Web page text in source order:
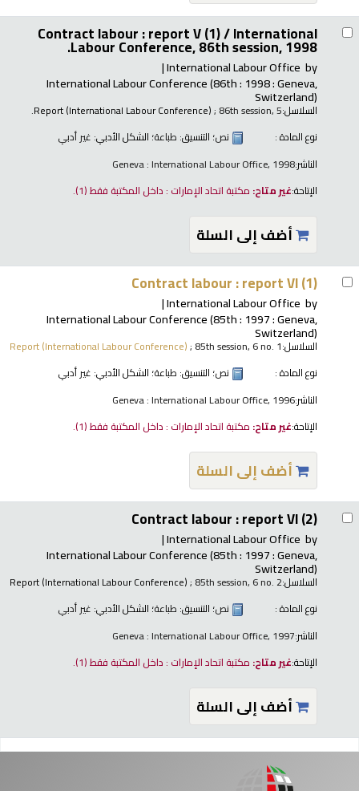
Contract labour : report V (1) /International
Labour Conference, 86th session, 1998.
by
International Labour Office
International Labour Conference(86th : 1998 : Geneva,
Switzerland)
السلاسل: Report (International Labour Conference); 86th session, 5.
نوع المادة :
نص؛ التنسيق: طباعة؛ الشكل الأدبي: غير أدبي
الناشر:Geneva : International Labour Office, 1998
الإتاحة:غير متاح: مكتبة اتحاد الإمارات : داخل المكتبة فقط(1).
أضف إلى السلة
Contract labour : report VI (1)
by
International Labour Office
International Labour Conference(85th : 1997 : Geneva,
Switzerland)
السلاسل: Report (International Labour Conference); 85th session, 6 no. 1
نوع المادة :
نص؛ التنسيق: طباعة؛ الشكل الأدبي: غير أدبي
الناشر:Geneva : International Labour Office, 1996
الإتاحة:غير متاح: مكتبة اتحاد الإمارات : داخل المكتبة فقط(1).
أضف إلى السلة
Contract labour : report VI (2)
by
International Labour Office
International Labour Conference(85th : 1997 : Geneva,
Switzerland)
السلاسل: Report (International Labour Conference); 85th session, 6 no. 2
نوع المادة :
نص؛ التنسيق: طباعة؛ الشكل الأدبي: غير أدبي
الناشر:Geneva : International Labour Office, 1997
الإتاحة:غير متاح: مكتبة اتحاد الإمارات : داخل المكتبة فقط(1).
أضف إلى السلة